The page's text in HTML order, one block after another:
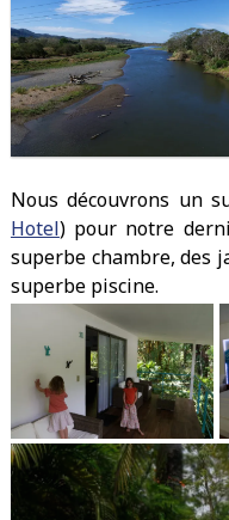
Nous découvrons un
Hotel) pour notre
superbe chambre, des
superbe piscine.